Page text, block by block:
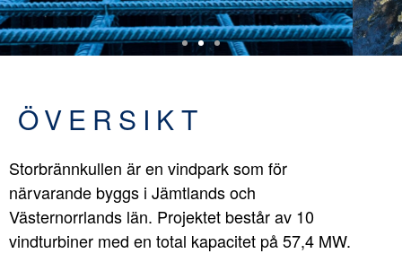
ÖVERSIKT
Storbrännkullen är en vindpark som för
närvarande byggs i Jämtlands och
Västernorrlands län. Projektet består av 10
vindturbiner med en total kapacitet på 57,4 MW.